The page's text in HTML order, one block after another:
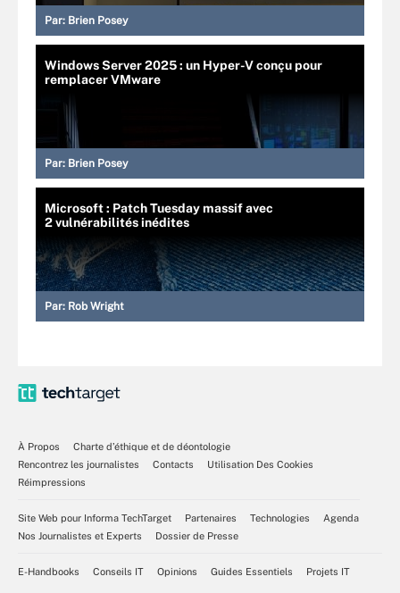
Par: Brien Posey
Windows Server 2025 : un Hyper-V conçu pour
remplacer VMware
Par: Brien Posey
Microsoft : Patch Tuesday massif avec
2 vulnérabilités inédites
Par: Rob Wright
À Propos
Charte d’éthique et de déontologie
Rencontrez les journalistes
Contacts
Utilisation Des Cookies
Réimpressions
Site Web pour Informa TechTarget Partenaires Technologies
Agenda
Nos Journalistes et Experts
Dossier de Presse
E-Handbooks Conseils IT Opinions Guides Essentiels Projets IT